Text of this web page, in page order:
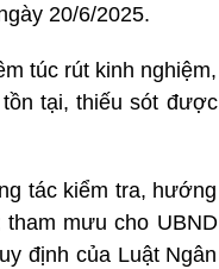
20/6/2025.
túc rút kinh nghiệm,
tại, thiếu sót được
tác kiểm tra, hướng
mưu cho UBND
định của Luật Ngân